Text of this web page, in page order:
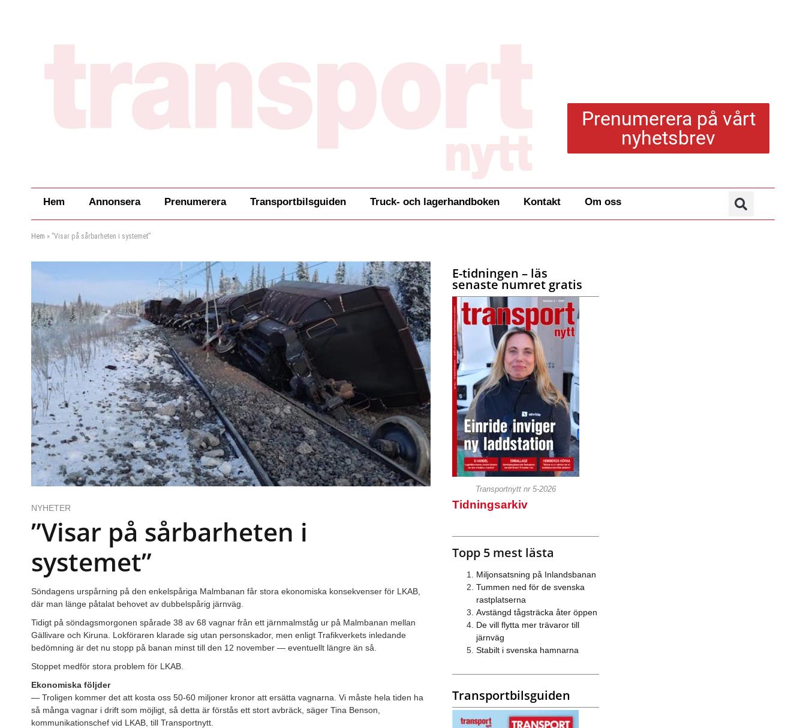
Prenumerera på vårt
nyhetsbrev
Hem Annonsera Prenumerera Transportbilsguiden Truck- och lagerhandboken Kontakt Om oss
Hem » ”Visar på sårbarheten i systemet”
NYHETER
”Visar på sårbarheten i
systemet”
Söndagens urspårning på den enkelspåriga Malmbanan får stora ekonomiska konsekvenser för LKAB,
där man länge påtalat behovet av dubbelspårig järnväg.
Tidigt på söndagsmorgonen spårade 38 av 68 vagnar från ett järnmalmståg ur på Malmbanan mellan
Gällivare och Kiruna. Lokföraren klarade sig utan personskador, men enligt Trafikverkets inledande
bedömning är det nu stopp på banan minst till den 12 november — eventuellt längre än så.
Stoppet medför stora problem för LKAB.
Ekonomiska följder
— Troligen kommer det att kosta oss 50-60 miljoner kronor att ersätta vagnarna. Vi måste hela tiden ha
så många vagnar i drift som möjligt, så detta är förstås ett stort avbräck, säger Tina Benson,
kommunikationschef vid LKAB, till Transportnytt.
E-tidningen – läs
senaste numret gratis
Transportnytt nr 5-2026
Tidningsarkiv
Topp 5 mest lästa
Miljonsatsning på Inlandsbanan
Tummen ned för de svenska
rastplatserna
Avstängd tågsträcka åter öppen
De vill flytta mer trävaror till
järnväg
Stabilt i svenska hamnarna
Transportbilsguiden